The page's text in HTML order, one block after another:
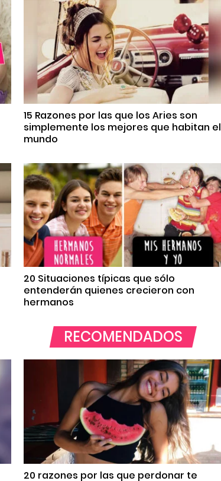
15 Razones por las que los Aries son
simplemente los mejores que habitan el
mundo
20 Situaciones típicas que sólo
entenderán quienes crecieron con
hermanos
RECOMENDADOS
20 razones por las que perdonar te